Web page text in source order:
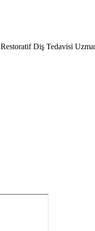
Restoratif Diş Tedavisi